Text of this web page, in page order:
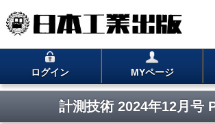
ログイン MYページ
計測技術 2024年12月号